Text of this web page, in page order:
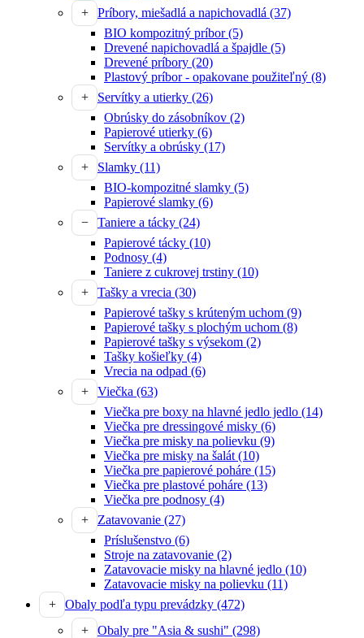
Príbory, miešadlá a napichovadlá (37)
BIO kompozitný príbor(5)
Drevené napichovadlá a špajdle (5)
Drevené príbory (20)
Plastový príbor - opakovane použiteľný (8)
Servítky a utierky (26)
Obrúsky do zásobníkov (2)
Papierové utierky (6)
Servítky a obrúsky (17)
Slamky (11)
BIO-kompozitné slamky (5)
Papierové slamky (6)
Taniere a tácky (24)
Papierové tácky (10)
Podnosy (4)
Taniere z cukrovej trstiny (10)
Tašky a vrecia (30)
Papierové tašky s krúteným uchom (9)
Papierové tašky s plochým uchom (8)
Papierové tašky s výsekom (2)
Tašky košieľky (4)
Vrecia na odpad (6)
Viečka (63)
Viečka pre boxy na hlavné jedlo jedlo (14)
Viečka pre dressingové misky (6)
Viečka pre misky na polievku (9)
Viečka pre misky na šalát (10)
Viečka pre papierové poháre (15)
Viečka pre plastové poháre (13)
Viečka pre podnosy (4)
Zatavovanie (27)
Príslušenstvo (6)
Stroje na zatavovanie (2)
Zatavovacie misky na hlavné jedlo (10)
Zatavovacie misky na polievku (11)
Obaly podľa typu prevádzky (472)
Obaly pre "Asia & sushi" (298)